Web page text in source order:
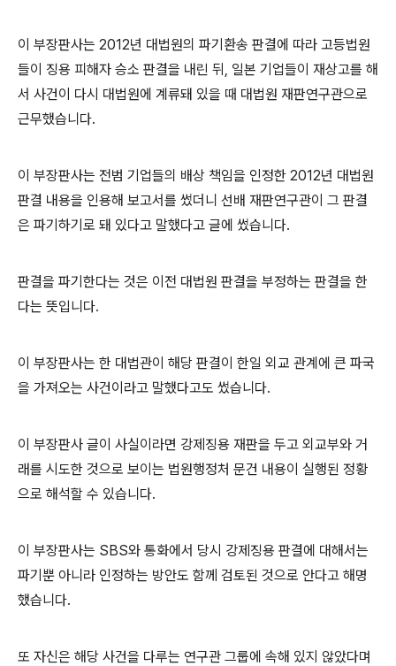
이 부장판사는 2012년 대법원의 파기환송 판결에 따라 고등법원
들이 징용 피해자 승소 판결을 내린 뒤, 일본 기업들이 재상고를 해
서 사건이 다시 대법원에 계류돼 있을 때 대법원 재판연구관으로
근무했습니다.
이 부장판사는 전범 기업들의 배상 책임을 인정한 2012년 대법원
판결 내용을 인용해 보고서를 썼더니 선배 재판연구관이 그 판결
은 파기하기로 돼 있다고 말했다고 글에 썼습니다.
판결을 파기한다는 것은 이전 대법원 판결을 부정하는 판결을 한
다는 뜻입니다.
이 부장판사는 한 대법관이 해당 판결이 한일 외교 관계에 큰 파국
을 가져오는 사건이라고 말했다고도 썼습니다.
이 부장판사 글이 사실이라면 강제징용 재판을 두고 외교부와 거
래를 시도한 것으로 보이는 법원행정처 문건 내용이 실행된 정황
으로 해석할 수 있습니다.
이 부장판사는 SBS와 통화에서 당시 강제징용 판결에 대해서는
파기뿐 아니라 인정하는 방안도 함께 검토된 것으로 안다고 해명
했습니다.
또 자신은 해당 사건을 다루는 연구관 그룹에 속해 있지 않았다며